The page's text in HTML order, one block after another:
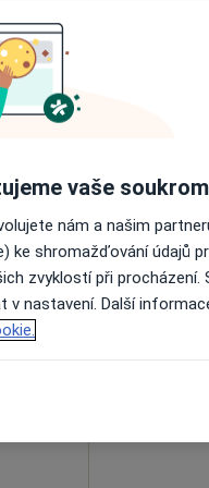
·
Dnes
vaše
nám a našim
ke shromažďování údajů
zvyklostí při
v nastavení. Další